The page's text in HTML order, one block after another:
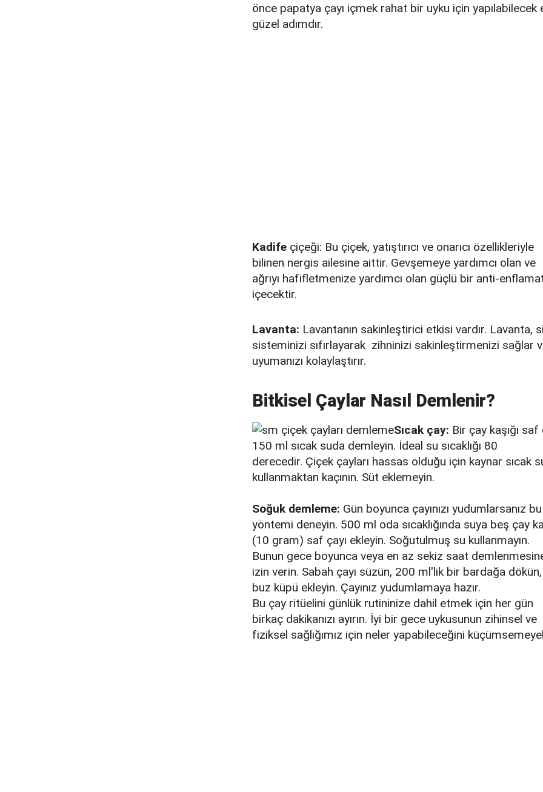
önce papatya çayı içmek rahat bir uyku için yapılabilecek
güzel adımdır.
Kadife çiçeği: Bu çiçek, yatıştırıcı ve onarıcı özellikleriyle
bilinen nergis ailesine aittir. Gevşemeye yardımcı olan ve
ağrıyı hafifletmenize yardımcı olan güçlü bir anti-
içecektir.
Lavanta: Lavantanın sakinleştirici etkisi vardır. Lavanta,
sisteminizi sıfırlayarak zihninizi sakinleştirmenizi sağlar
uyumanızı kolaylaştırır.
Bitkisel Çaylar Nasıl Demlenir?
Sıcak çay: Bir çay kaşığı saf
150 ml sıcak suda demleyin. İdeal su sıcaklığı 80
derecedir. Çiçek çayları hassas olduğu için kaynar sıcak
kullanmaktan kaçının. Süt eklemeyin.
Soğuk demleme: Gün boyunca çayınızı yudumlarsanız bu
yöntemi deneyin. 500 ml oda sıcaklığında suya beş çay
(10 gram) saf çayı ekleyin. Soğutulmuş su kullanmayın.
Bunun gece boyunca veya en az sekiz saat
izin verin. Sabah çayı süzün, 200 ml'lik bir bardağa
buz küpü ekleyin. Çayınız yudumlamaya hazır.
Bu çay ritüelini günlük rutininize dahil etmek için her gün
birkaç dakikanızı ayırın. İyi bir gece uykusunun zihinsel ve
fiziksel sağlığımız için neler yapabileceğini